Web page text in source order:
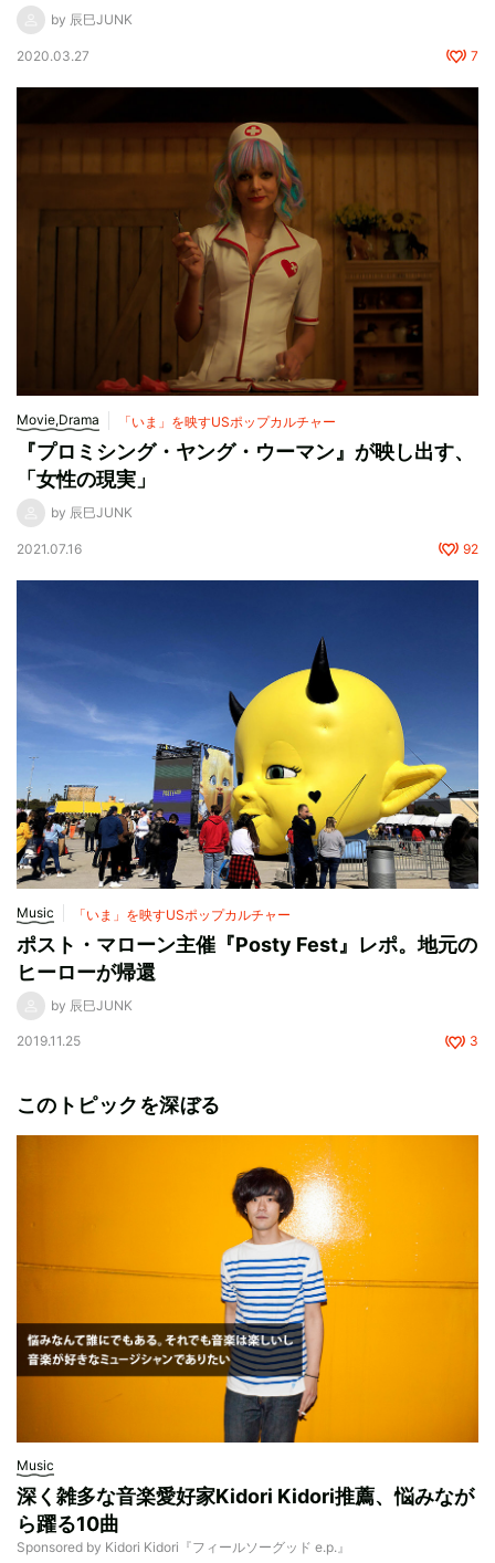
by 辰巳JUNK
2020.03.27 7
Movie,Drama 「いま」を映すUSポップカルチャー
『プロミシング・ヤング・ウーマン』が映し出す、
「女性の現実」
by 辰巳JUNK
2021.07.16 92
Music 「いま」を映すUSポップカルチャー
ポスト・マローン主催『Posty Fest』レポ。地元の
ヒーローが帰還
by 辰巳JUNK
2019.11.25 3
このトピックを深ぼる
Music
深く雑多な音楽愛好家Kidori Kidori推薦、悩みなが
ら躍る10曲
Sponsored by Kidori Kidori『フィールソーグッド e.p.』